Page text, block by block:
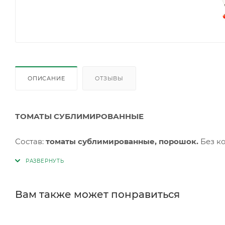
ОПИСАНИЕ ОТЗЫВЫ
ТОМАТЫ СУБЛИМИРОВАННЫЕ
Состав: томаты сублимированные, порошок. Без
Дата изготовления и окончания срока годности
Вам также может понравиться